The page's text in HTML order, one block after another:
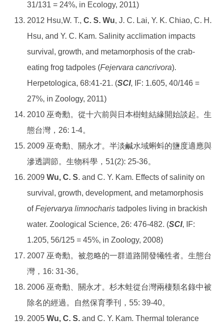
31/131 = 24%, in Ecology, 2011)
2012 Hsu,W. T., C. S. Wu, J. C. Lai, Y. K. Chiao, C. H.
Hsu, and Y. C. Kam. Salinity acclimation impacts
survival, growth, and metamorphosis of the crab-
eating frog tadpoles (Fejervara cancrivora).
Herpetologica, 68:41-21. (SCI, IF: 1.605, 40/146 =
27%, in Zoology, 2011)
2010 巫奇勳。從十六前與日本樹蛙結緣開始談起。生
態台灣，26: 1-4。
2009 巫奇勳、關永才。半淡鹹水域蝌蚪的鹽度適應與
滲透調節。生物科學，51(2): 25-36。
2009 Wu, C. S. and C. Y. Kam. Effects of salinity on
survival, growth, development, and metamorphosis
ofFejervarya limnocharis tadpoles living in brackish
water. Zoological Science, 26: 476-482. (SCI, IF:
1.205, 56/125 = 45%, in Zoology, 2008)
2007 巫奇勳。被忽略的一群道路開發犧牲者。生態台
灣，16: 31-36。
2006 巫奇勳、關永才。杉木蛙從台灣兩棲類名錄中被
除名的經過。自然保育季刊，55: 39-40。
2005 Wu, C. S. and C. Y. Kam. Thermal tolerance